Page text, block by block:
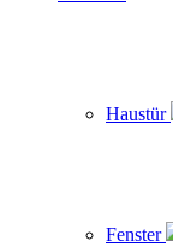
Haustür
Fenster